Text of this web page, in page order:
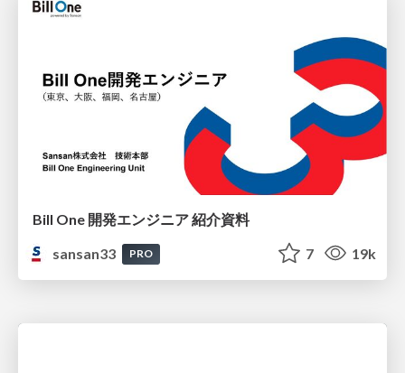
Bill One 開発エンジニア 紹介資料
sansan33
PRO 7 19k